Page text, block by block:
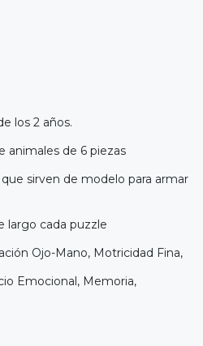
los 2 años.
de 6 piezas
de modelo para armar
largo cada puzzle
Ojo-Mano, Motricidad Fina,
Emocional, Memoria,